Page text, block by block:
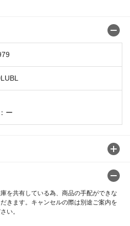
ー
を共有している為、商品の手配ができな
きます。キャンセルの際は別途ご案内を
い。